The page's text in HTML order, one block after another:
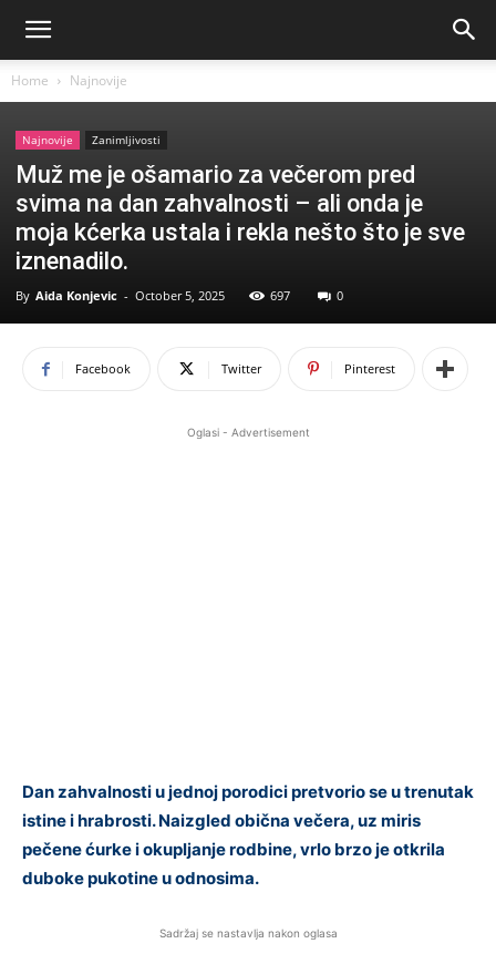
Home Najnovije
Najnovije Zanimljivosti
Muž me je ošamario za večerom pred
svima na dan zahvalnosti – ali onda je
moja kćerka ustala i rekla nešto što je sve
iznenadilo.
By Aida Konjevic - October 5, 2025 697 0
Facebook Twitter Pinterest
Oglasi - Advertisement
Dan zahvalnosti u jednoj porodici pretvorio se u trenutak
istine i hrabrosti. Naizgled obična večera, uz miris
pečene ćurke i okupljanje rodbine, vrlo brzo je otkrila
duboke pukotine u odnosima.
Sadržaj se nastavlja nakon oglasa